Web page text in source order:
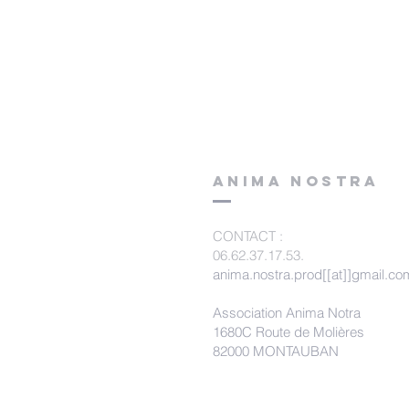
ANIMA NOSTRA
CONTACT :
06.62.37.17.53.
Association Anima Notra
1680C Route de Molières
82000 MONTAUBAN